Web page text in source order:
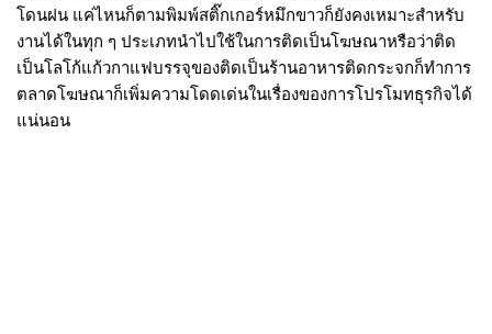
โดนฝน แค่ไหนก็ตามพิมพ์สติ๊กเกอร์หมึกขาวก็ยังคงเหมาะสำหรับ
งานได้ในทุก ๆ ประเภทนำไปใช้ในการติดเป็นโฆษณาหรือว่าติด
เป็นโลโก้แก้วกาแฟบรรจุของติดเป็นร้านอาหารติดกระจกก็ทำการ
ตลาดโฆษณาก็เพิ่มความโดดเด่นในเรื่องของการโปรโมทธุรกิจได้
แน่นอน